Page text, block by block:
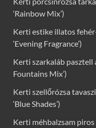
‘Rainbow Mix’)
Kerti estike illatos
‘Evening Fragrance’)
Kerti szarkaláb
Fountains Mix’)
Kerti szellőrózsa
‘Blue Shades’)
Kerti méhbalzsam